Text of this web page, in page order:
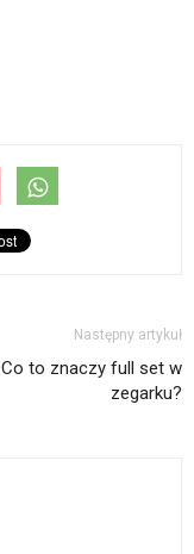
Następny artykuł
Co to znaczy full set w
zegarku?